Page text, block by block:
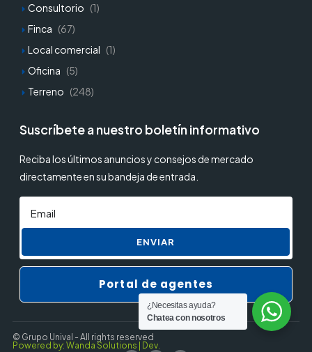
Consultorio (1)
Finca (67)
Local comercial (1)
Oficina (5)
Terreno (248)
Suscríbete a nuestro boletín informativo
Reciba los últimos anuncios y consejos de mercado
directamente en su bandeja de entrada.
ENVIAR
Portal de agentes
© Grupo Unival - All rights reserved
Powered by: Wanda Solutions | Dev.
¿Necesitas ayuda?
Chatea con nosotros